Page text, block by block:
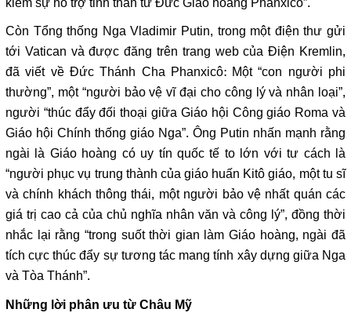
Còn Tổng thống Nga Vladimir Putin, trong một điện thư gửi
tới Vatican và được đăng trên trang web của Điện Kremlin,
đã viết về Đức Thánh Cha Phanxicô: Một “con người phi
thường”, một “người bảo vệ vĩ đại cho công lý và nhân loại”,
người “thúc đẩy đối thoại giữa Giáo hội Công giáo Roma và
Giáo hội Chính thống giáo Nga”. Ông Putin nhấn mạnh rằng
ngài là Giáo hoàng có uy tín quốc tế to lớn với tư cách là
“người phục vụ trung thành của giáo huấn Kitô giáo, một tu sĩ
và chính khách thông thái, một người bảo vệ nhất quán các
giá trị cao cả của chủ nghĩa nhân văn và công lý”, đồng thời
nhắc lại rằng “trong suốt thời gian làm Giáo hoàng, ngài đã
tích cực thúc đẩy sự tương tác mang tính xây dựng giữa Nga
và Tòa Thánh”.
Những lời phân ưu từ Châu Mỹ